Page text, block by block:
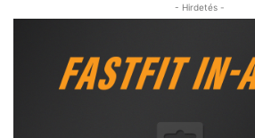
- Hirdetés -